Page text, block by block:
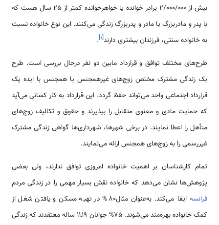
بیش از 2/000/000 برادر خوانده یا خواهرخوانده کمتر از 25 سال هست که
با پدر و مادربزرگ یا مادر و پدربزرگ زندگی می‌کنند. این نوع خانواده نسبت
به خانواده سنتی، فرزندان بیشتری دارند[۱]
.
طرح‌های مختلف توافق و قرارداد مابین دو نفر درحال بررسی است. طرح
یک زندگی مشترک مختص زوج‌های غیرهمجنس یا همجنس با ایده یک
قرارداد اجتماعی واحد‌ می‌تواند حفظ گردد. این قرارداد به کار کسانی می‌آید
که حمایت مادی و معنوی متقابل را بپذیرند و حقوق و تکالیف زوج‌های
متأهل را اعطا نمایند. در برخی شهرها، شهرداری‌ها گواهی زندگی مشترک
غیررسمی را به زوج‌های همجنس ارائه می‌نمایند.
تمام کارشناسان بر اهمیت خانواده امروزی توافق ندارند، ولی بعضی
پژوهش‌ها نشان می‌دهد که خانواده نقش بسیار مهمی را در زندگی مردم
فرانسه
ایفا می‌کند. به‌عنوان مثال80% در تهیه مسکن و یافتن شغل از
کمک خانواده بهره‌مند می‌شوند. 75% جوانان 19ـ11 ساله معتقدند که زندگی